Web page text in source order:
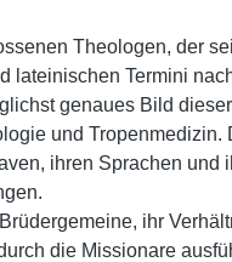
Theologen, der
lateinischen Termini
genaues Bild
und Tropenmedizin.
ihren Sprachen
ihr
die Missionare